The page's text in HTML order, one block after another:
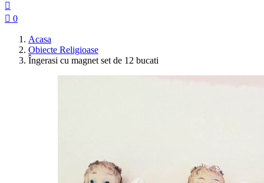

 0
Acasa
Obiecte Religioase
Îngerasi cu magnet set de 12 bucati